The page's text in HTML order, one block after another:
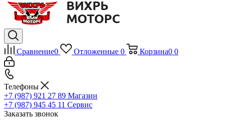
Сравнение0 Отложенные 0 Корзина0 0
Телефоны
+7 (987) 921 27 89 Магазин
+7 (987) 945 45 11 Сервис
Заказать звонок